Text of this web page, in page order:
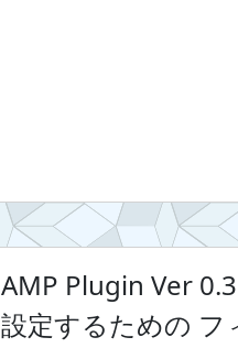
AMP Plugin Ver
設定するための フ